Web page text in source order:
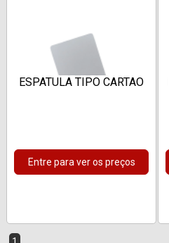
ESPATULA TIPO CARTAO
Entre para ver os preços